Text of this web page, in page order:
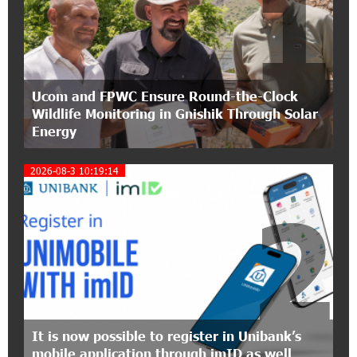
A little corner of France in Hrazdan, with the
partnership of Converse SME
17:31:55 8-07-2026
Idram is the general partner of the "Towards
Conscious Parenting 2026" annual conference
Polytechnic University Graduation Ceremony
Held with the Support of Unibank
Converse Bank Completes the Placement of
EBRD Bonds
From Financial Adventures to Great Victories:
The 4th Junius Financial Online Tournament
Ucom and FPWC Ensure Round-the-Clock
Wildlife Monitoring in Gnishik Through Solar
Energy
2026-08-3 10:19:14
It is now possible to register in Unibank’s
mobile application through imID as well
2